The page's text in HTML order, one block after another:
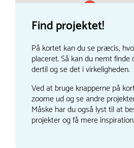
Find projektet!
På kortet kan du se præcis,
placeret. Så kan du nemt
dertil og se det i virkeligheden.
Ved at bruge knapperne på
zoome ud og se andre
Måske har du også lyst til at
projekter og få mere inspiration.